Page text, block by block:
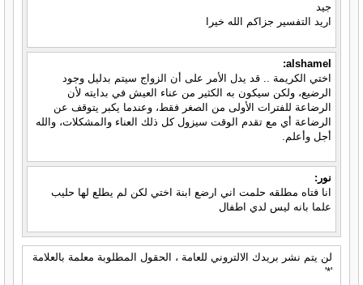
جيد
اريد التفسير جزاكم الله خيرا
alshamel:
اختي الكريمة .. قد يدل الأمر على أن الزواج سيتم بدليل وجود
الرضيع، ولكن سيكون به الكثير من عناء العيش في بدايته لأن
الرضاعة للفترات الأولى من الصغر فقط، وعندما يكبر يتوقف عن
الرضاعة أي مع تقدم الوقت سيزول كل ذلك العناء والمشكلات، والله
أجل وأعلم.
نور:
انا فتاه مطلقه حلمت اني ارضع ابنة اختي لكن لم يطلع لها حليب
علما بانه ليس لدي اطفال
لن يتم نشر بريدك الالتروني للعامة ، الحقول المطلوبة معلمة بالعلامة
'*'